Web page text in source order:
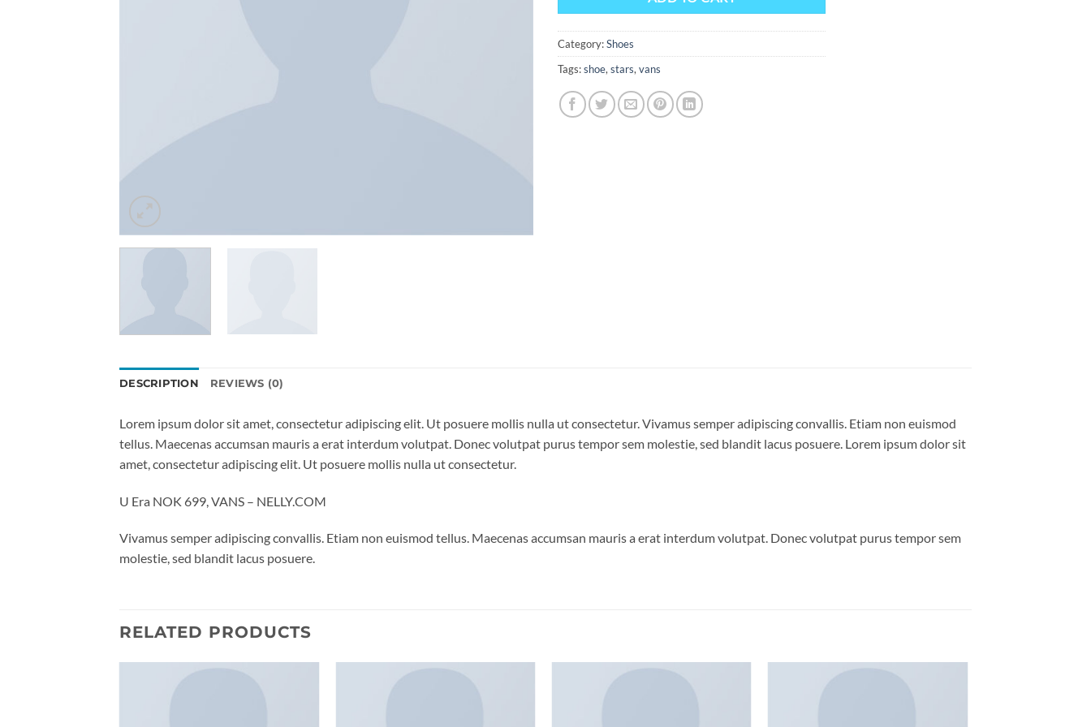
Category:Shoes
Tags:shoe, stars, vans
DESCRIPTION REVIEWS (0)
Lorem ipsum dolor sit amet, consectetur adipiscing elit. Ut posuere mollis nulla ut consectetur. Vivamus semper adipiscing convallis. Etiam non euismod
tellus. Maecenas accumsan mauris a erat interdum volutpat. Donec volutpat purus tempor sem molestie, sed blandit lacus posuere. Lorem ipsum dolor sit
amet, consectetur adipiscing elit. Ut posuere mollis nulla ut consectetur.
U Era NOK 699, VANS – NELLY.COM
Vivamus semper adipiscing convallis. Etiam non euismod tellus. Maecenas accumsan mauris a erat interdum volutpat. Donec volutpat purus tempor sem
molestie, sed blandit lacus posuere.
RELATED PRODUCTS